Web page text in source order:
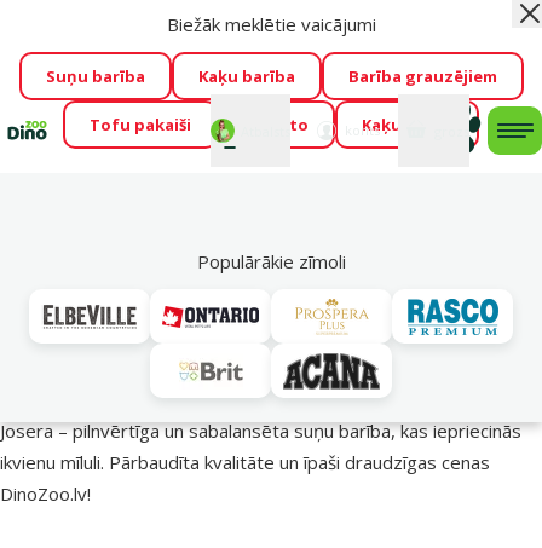
Visu mēnesi Dino Zoo piedāvā lieliskas cenas mīluļu TOP
barībām! 🍖→Skatīt piedāvājumu!
Fotokonkurss “GADA ŪSAIŅI”!
Varbūt tieši Tavs mīlulis
būs 2027. gada zvaigzne
→Piedalīties
Mans
konts
Biežāk meklētie vaicājumi
Suņu barība Kaķu barība Barība grauzējiem
Tofu pakaiši Foresto Kaķu mājas
Populārākie zīmoli
Josera barība suņiem – uzturs veselīgākai dzīvei!
Josera – pilnvērtīga un sabalansēta suņu barība, kas iepriecinās
ikvienu mīluli. Pārbaudīta kvalitāte un īpaši draudzīgas cenas
DinoZoo.lv!